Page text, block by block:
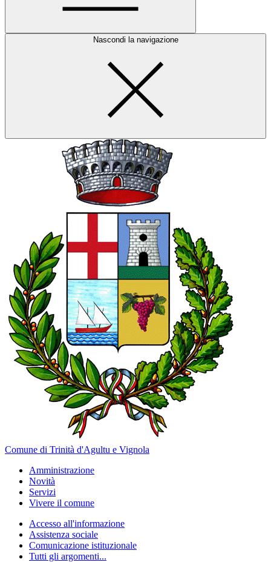
Nascondi la navigazione
Comune di Trinità d'Agultu e Vignola
Amministrazione
Novità
Servizi
Vivere il comune
Accesso all'informazione
Assistenza sociale
Comunicazione istituzionale
Tutti gli argomenti...